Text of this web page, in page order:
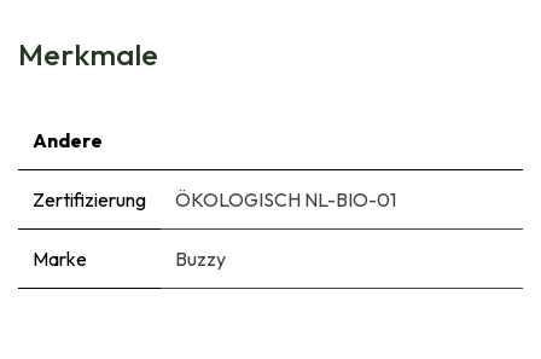
Merkmale
Andere
Zertifizierung ÖKOLOGISCH NL-BIO-01
Marke Buzzy